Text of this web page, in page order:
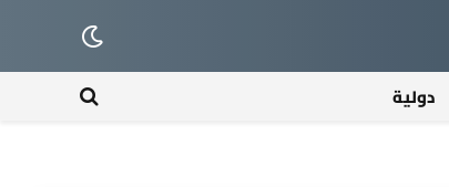
دولية